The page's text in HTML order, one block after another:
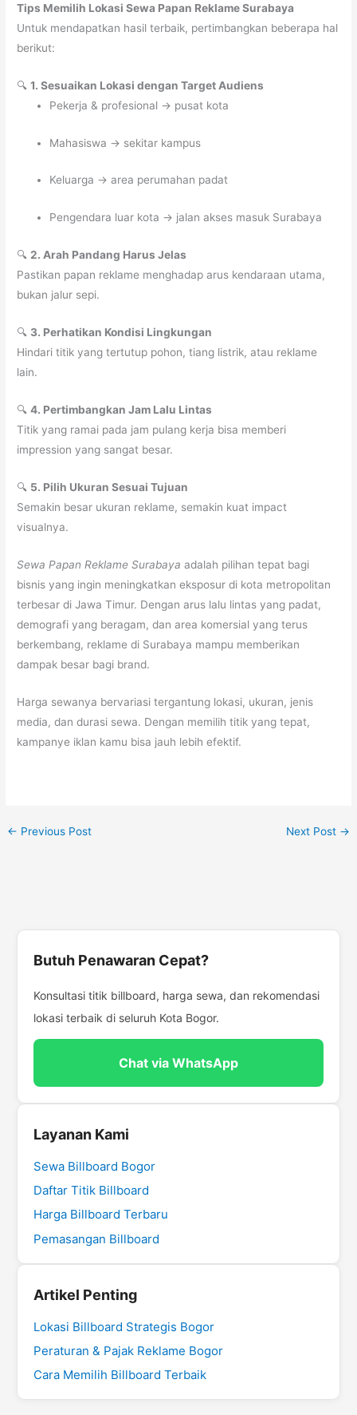
Tips Memilih Lokasi Sewa Papan Reklame Surabaya
Untuk mendapatkan hasil terbaik, pertimbangkan beberapa hal
berikut:
🔍1. Sesuaikan Lokasi dengan Target Audiens
Pekerja & profesional → pusat kota
Mahasiswa → sekitar kampus
Keluarga → area perumahan padat
Pengendara luar kota → jalan akses masuk Surabaya
🔍2. Arah Pandang Harus Jelas
Pastikan papan reklame menghadap arus kendaraan utama,
bukan jalur sepi.
🔍 3. Perhatikan Kondisi Lingkungan
Hindari titik yang tertutup pohon, tiang listrik, atau reklame
lain.
🔍4. Pertimbangkan Jam Lalu Lintas
Titik yang ramai pada jam pulang kerja bisa memberi
impression yang sangat besar.
🔍 5. Pilih Ukuran Sesuai Tujuan
Semakin besar ukuran reklame, semakin kuat impact
visualnya.
Sewa Papan Reklame Surabaya adalah pilihan tepat bagi
bisnis yang ingin meningkatkan eksposur di kota metropolitan
terbesar di Jawa Timur. Dengan arus lalu lintas yang padat,
demografi yang beragam, dan area komersial yang terus
berkembang, reklame di Surabaya mampu memberikan
dampak besar bagi brand.
Harga sewanya bervariasi tergantung lokasi, ukuran, jenis
media, dan durasi sewa. Dengan memilih titik yang tepat,
kampanye iklan kamu bisa jauh lebih efektif.
← Previous Post Next Post →
Butuh Penawaran Cepat?
Konsultasi titik billboard, harga sewa, dan rekomendasi
lokasi terbaik di seluruh Kota Bogor.
Chat via WhatsApp
Layanan Kami
Sewa Billboard Bogor
Daftar Titik Billboard
Harga Billboard Terbaru
Pemasangan Billboard
Artikel Penting
Lokasi Billboard Strategis Bogor
Peraturan & Pajak Reklame Bogor
Cara Memilih Billboard Terbaik